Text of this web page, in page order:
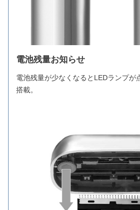
電池残量お知らせ
電池残量が少なくなるとLEDランプが
搭載。